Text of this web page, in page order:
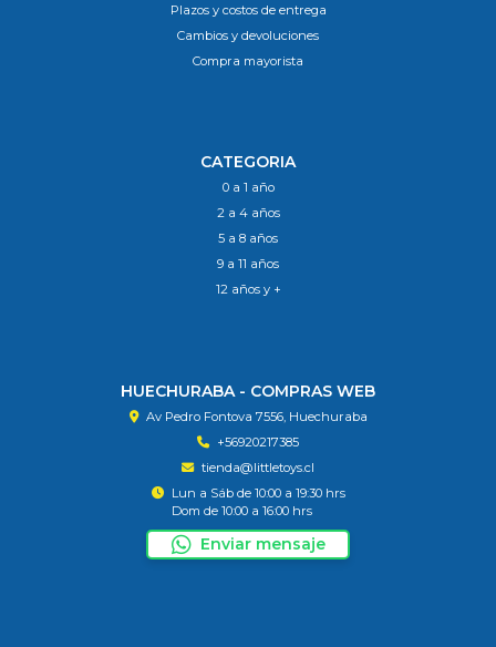
Plazos y costos de entrega
Cambios y devoluciones
Compra mayorista
CATEGORIA
0 a 1 año
2 a 4 años
5 a 8 años
9 a 11 años
12 años y +
HUECHURABA - COMPRAS WEB
Av Pedro Fontova 7556, Huechuraba
+56920217385
tienda@littletoys.cl
Lun a Sáb de 10:00 a 19:30 hrs
Dom de 10:00 a 16:00 hrs
Enviar mensaje